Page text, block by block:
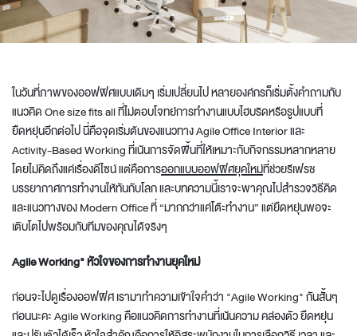
ในวันที่ภาพของออฟฟิศแบบเดิมๆ เริ่มเปลี่ยนไป หลายองค์กรก็เริ่มตั้งคำถามกับ
แนวคิด One size fits all ที่ไม่ตอบโจทย์การทำงานแบบไฮบริดหรือรูปแบบที่
ยืดหยุ่นอีกต่อไป นี่คือจุดเริ่มต้นของแนวทาง AgileOffice Interiorและ
Activity-Based Working ที่เน้นการจัดพื้นที่ให้เหมาะกับกิจกรรมหลากหลาย
โดยไม่คิดถึงแค่เรื่องดีไซน์ แต่คือการออกแบบออฟฟิศยุคใหม่ที่ช่วยรีเฟรช
บรรยากาศการทำงานให้ทันกับโลก และบทความนี้เราจะพาคุณไปสำรวจวิธีคิด
และแนวทางของModern Officeที่ “มากกว่าแค่โต๊ะทำงาน” แต่ยืดหยุ่นพอจะ
เติบโตไปพร้อมกับทีมของคุณได้จริงๆ
Agile Working" หัวใจของการทำงานยุคใหม่
ก่อนจะไปดูเรื่องออฟฟิศ เรามาทำความเข้าใจคำว่า "Agile Working" กันสั้นๆ
ก่อนนะคะ Agile Working คือแนวคิดการทำงานที่เน้นความ คล่องตัว ยืดหยุ่น